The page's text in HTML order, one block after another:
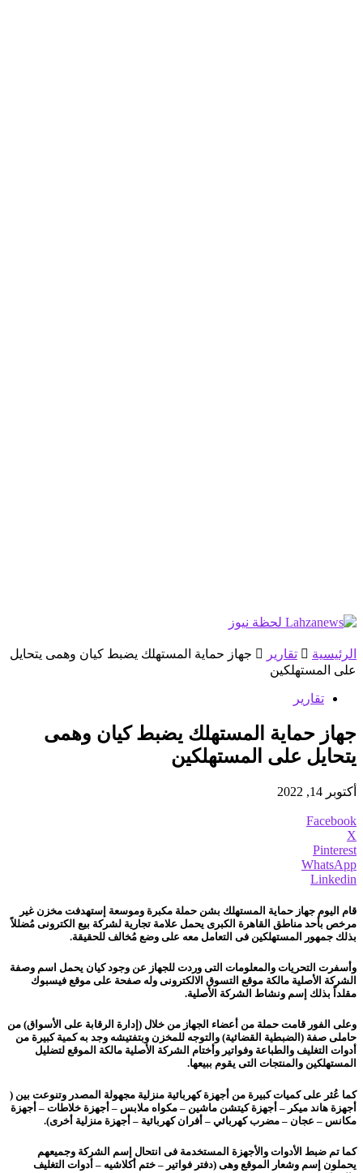
الرئيسية تقارير
جهاز حماية المستهلك يضبط كيان وهمى يتحايل
على المستهلكين
تقارير
جهاز حماية المستهلك يضبط كيان وهمى
يتحايل على المستهلكين
أكتوبر 14, 2022
Facebook
X
Pinterest
WhatsApp
Linkedin
قام اليوم جهاز حماية المستهلك بشن حملة مكبرة وموسعة إستهدفت مخزن غير
مرخص بأحد مناطق القاهرة الكبرى يحمل علامة تجارية لشركة بيع الكترونى مُضللاً
بذلك جمهور المستهلكين فى التعامل معه على وضع مُخالف للحقيقة.
وأسفرت التحريات والمعلومات التى وردت للجهاز عن وجود كيان يحمل اسم وصفة
الشركة الأصلية مالكة موقع التسوق الالكترونى وله صفحة على موقع فيسبوك
مقلداً بذلك إسم ونشاط الشركة الأصلية.
وعلى الفور قامت حملة من أعضاء الجهاز من خلال (إدارة الرقابة على الأسواق) من
حاملى صفة (الضبطية القضائية) والتوجه للمخزن وبتفتيشه وجد به كمية كبيرة من
أدوات التغليف والطباعة وفواتير وأختام الشركة الأصلية مالكة الموقع لتضليل
المستهلكين والمنتجات التى يقوم ببيعها.
كما عُثر على كميات كبيرة من أجهزة كهربائية منزلية مجهولة المصدر وتنوعت بين (
أجهزة هاند ميكر – أجهزة كيتشن ماشين – مكواه ملابس – أجهزة خلاطات – أجهزة
مكانس – عجان – مضرب كهربائي – أفران كهربائية – أجهزة منزلية أخرى).
كما تم ضبط الأدوات والأجهزة المستخدمة فى انتحال إسم الشركة وجميعهم
يحملون إسم وشعار الموقع وهى (دفتر فواتير – ختم أكلاشيه – أدوات التغليف